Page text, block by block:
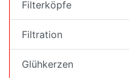
Filterköpfe
Filtration
Glühkerzen